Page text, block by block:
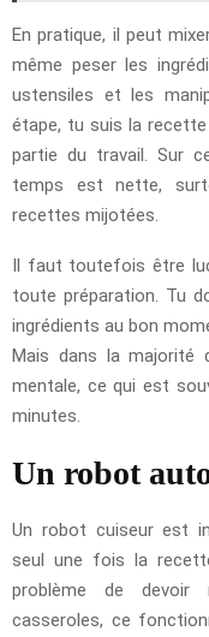
En pratique, il peut
même peser les
ustensiles et les
étape, tu suis la recette
partie du travail. Sur
temps est nette,
recettes mijotées.
Il faut toutefois être
toute préparation. Tu
ingrédients au bon
Mais dans la majorité
mentale, ce qui est
minutes.
Un robot
Un robot cuiseur est
seul une fois la
problème de devoir
casseroles, ce